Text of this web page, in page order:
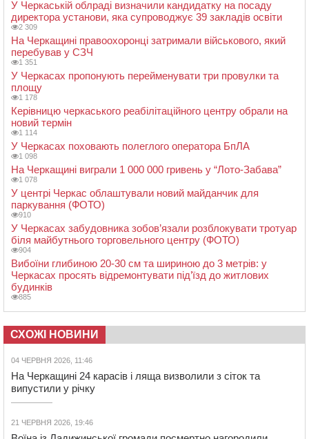
У Черкаській облраді визначили кандидатку на посаду
директора установи, яка супроводжує 39 закладів освіти
2 309
На Черкащині правоохоронці затримали військового, який
перебував у СЗЧ
1 351
У Черкасах пропонують перейменувати три провулки та
площу
1 178
Керівницю черкаського реабілітаційного центру обрали на
новий термін
1 114
У Черкасах поховають полеглого оператора БпЛА
1 098
На Черкащині виграли 1 000 000 гривень у “Лото-Забава”
1 078
У центрі Черкас облаштували новий майданчик для
паркування (ФОТО)
910
У Черкасах забудовника зобов’язали розблокувати тротуар
біля майбутнього торговельного центру (ФОТО)
904
Вибоїни глибиною 20-30 см та шириною до 3 метрів: у
Черкасах просять відремонтувати під’їзд до житлових
будинків
885
СХОЖІ НОВИНИ
04 ЧЕРВНЯ 2026, 11:46
На Черкащині 24 карасів і ляща визволили з сіток та
випустили у річку
21 ЧЕРВНЯ 2026, 19:46